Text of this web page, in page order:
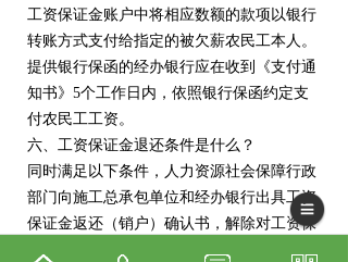
工资保证金账户中将相应数额的款项以银行
转账方式支付给指定的被欠薪农民工本人。
提供银行保函的经办银行应在收到《支付通
知书》5个工作日内，依照银行保函约定支
付农民工工资。
六、工资保证金退还条件是什么？
同时满足以下条件，人力资源社会保障行政
部门向施工总承包单位和经办银行出具工资
保证金返还（销户）确认书，解除对工资保